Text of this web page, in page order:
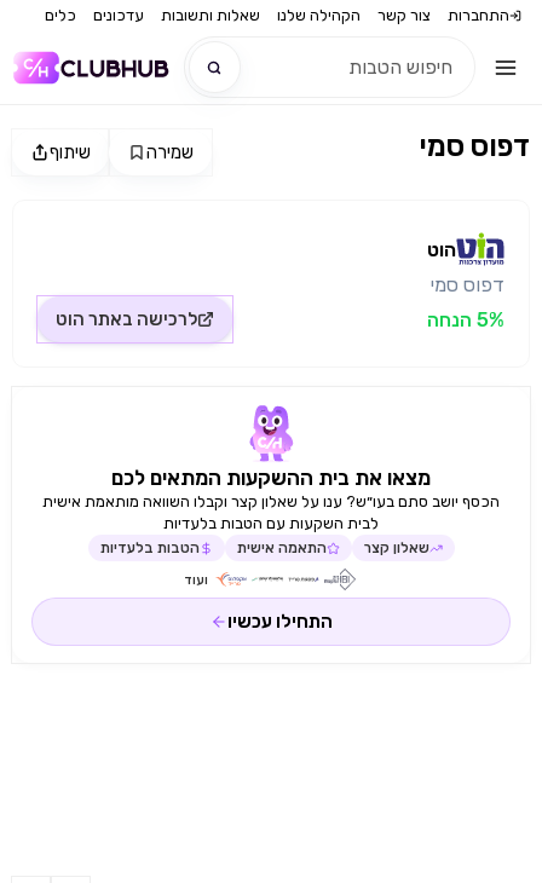
התחברות צור קשר הקהילה שלנו שאלות ותשובות עדכונים כלים
שיתוף שמירה דפוס סמי
הוט
דפוס סמי
5% הנחה
לרכישה באתר הוט
מצאו את בית ההשקעות המתאים לכם
הכסף יושב סתם בעו״ש? ענו על שאלון קצר וקבלו השוואה מותאמת אישית
לבית השקעות עם הטבות בלעדיות
שאלון קצר התאמה אישית הטבות בלעדיות
ועוד
התחילו עכשיו